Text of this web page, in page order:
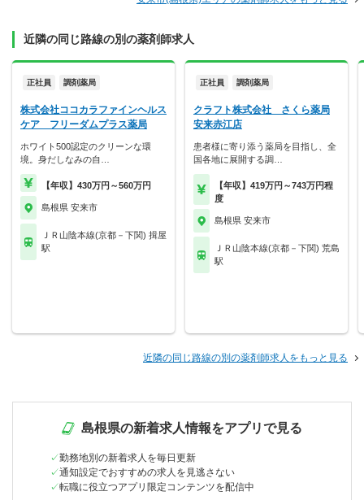
近隣の同じ路線の別の薬剤師求人
正社員 調剤薬局
株式会社ココカラファインヘルス
ケア フリーダムプラス薬局
ホワイト500認定のクリーンな環
境。身だしなみの自…
【年収】430万円～560万円
島根県 安来市
ＪＲ山陰本線(京都－下関) 揖屋
駅
正社員 調剤薬局
クラフト株式会社 さくら薬局
安来赤江店
患者様に寄り添う薬局を目指し、全
国各地に展開する調…
【年収】419万円～743万円程
度
島根県 安来市
ＪＲ山陰本線(京都－下関) 荒島
駅
近隣の同じ路線の別の薬剤師求人をもっと見る
島根県の新着求人情報をアプリで見る
勤務地別の新着求人を毎日更新
通知設定でおすすめの求人を見逃さない
転職に役立つアプリ限定コンテンツを配信中